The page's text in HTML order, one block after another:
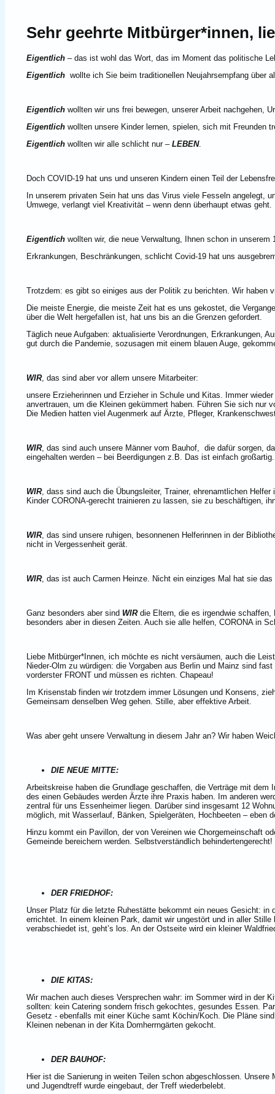
Sehr geehrte Mitbürger*innen,
Eigentlich – das ist wohl das Wort, das im Moment das politische
Eigentlich wollte ich Sie beim traditionellen Neujahrsempfang über
Eigentlich wollten wir uns frei bewegen, unserer Arbeit nachgehen,
Eigentlich wollten unsere Kinder lernen, spielen, sich mit Freunden
Eigentlich wollten wir alle schlicht nur – LEBEN.
Doch COVID-19 hat uns und unseren Kindern einen Teil der
In unserem privaten Sein hat uns das Virus viele Fesseln angelegt,
Umwege, verlangt viel Kreativität – wenn denn überhaupt etwas geht.
Eigentlich wollten wir, die neue Verwaltung, Ihnen schon in
Erkrankungen, Beschränkungen, schlicht Covid-19 hat uns
Trotzdem: es gibt so einiges aus der Politik zu berichten. Wir haben
Die meiste Energie, die meiste Zeit hat es uns gekostet, die
über die Welt hergefallen ist, hat uns bis an die Grenzen gefordert.
Täglich neue Aufgaben: aktualisierte Verordnungen, Erkrankungen,
gut durch die Pandemie, sozusagen mit einem blauen Auge,
WIR, das sind aber vor allem unsere Mitarbeiter:
unsere Erzieherinnen und Erzieher in Schule und Kitas. Immer
anvertrauen, um die Kleinen gekümmert haben. Führen Sie sich nur
Die Medien hatten viel Augenmerk auf Ärzte, Pfleger,
WIR, das sind auch unsere Männer vom Bauhof,
die dafür sorgen,
eingehalten werden – bei Beerdigungen z.B. Das ist einfach großartig.
WIR, dass sind auch die Übungsleiter, Trainer, ehrenamtlichen
Kinder CORONA-gerecht trainieren zu lassen, sie zu beschäftigen,
WIR, das sind unsere ruhigen, besonnenen Helferinnen in der
nicht in Vergessenheit gerät.
WIR, das ist auch Carmen Heinze. Nicht ein einziges Mal hat sie
Ganz besonders aber sind WIRdie Eltern, die es irgendwie schaffen,
besonders aber in diesen Zeiten. Auch sie alle helfen, CORONA in
Liebe Mitbürger*Innen, ich möchte es nicht versäumen, auch die
Nieder-Olm zu würdigen: die Vorgaben aus Berlin und Mainz sind
vorderster FRONT und müssen es richten. Chapeau!
Im Krisenstab finden wir trotzdem immer Lösungen und Konsens,
Gemeinsam denselben Weg gehen. Stille, aber effektive Arbeit.
Was aber geht unsere Verwaltung in diesem Jahr an? Wir haben
DIE NEUE MITTE:
Arbeitskreise haben die Grundlage geschaffen, die Verträge mit
des einen Gebäudes werden Ärzte ihre Praxis haben. Im anderen
zentral für uns Essenheimer liegen. Darüber sind insgesamt 12
möglich, mit Wasserlauf, Bänken, Spielgeräten, Hochbeeten – eben
Hinzu kommt ein Pavillon, der von Vereinen wie Chorgemeinschaft
Gemeinde bereichern werden. Selbstverständlich behindertengerecht!
DER FRIEDHOF:
Unser Platz für die letzte Ruhestätte bekommt ein neues Gesicht: in
errichtet. In einem kleinen Park, damit wir ungestört und in aller
verabschiedet ist, geht’s los. An der Ostseite wird ein kleiner
DIE KITAS:
Wir machen auch dieses Versprechen wahr: im Sommer wird in der
sollten: kein Catering sondern frisch gekochtes, gesundes Essen.
Gesetz - ebenfalls mit einer Küche samt Köchin/Koch. Die Pläne
Kleinen nebenan in der Kita Domherrngärten gekocht.
DER BAUHOF:
Hier ist die Sanierung in weiten Teilen schon abgeschlossen.
und Jugendtreff wurde eingebaut, der Treff wiederbelebt.